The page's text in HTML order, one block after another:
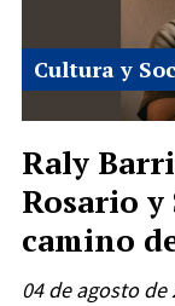
Raly
Rosario y
camino
Cultura y
04 de agosto de